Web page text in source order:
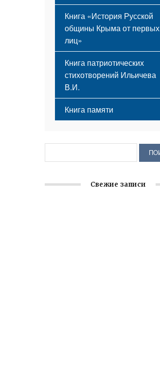
Книга «История Русской
общины Крыма от первых
лиц»
Книга патриотических
стихотворений Ильичева
В.И.
Книга памяти
Свежие записи